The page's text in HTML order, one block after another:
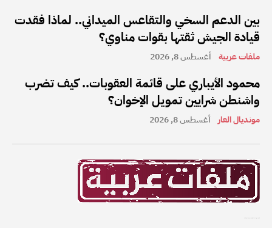
بين الدعم السخي والتقاعس الميداني.. لماذا فقدت
قيادة الجيش ثقتها بقوات مناوي؟
ملفات عربية أغسطس 8, 2026
محمود الأيباري على قائمة العقوبات.. كيف تضرب
واشنطن شرايين تمويل الإخوان؟
مونديال العار أغسطس 8, 2026